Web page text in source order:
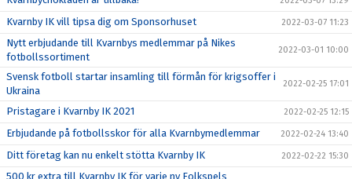
Kvarnby IK vill tipsa dig om Sponsorhuset 2022-03-07 11:23
Nytt erbjudande till Kvarnbys medlemmar på Nikes
fotbollssortiment
2022-03-01 10:00
Svensk fotboll startar insamling till förmån för krigsoffer i
Ukraina
2022-02-25 17:01
Pristagare i Kvarnby IK 2021 2022-02-25 12:15
Erbjudande på fotbollsskor för alla Kvarnbymedlemmar 2022-02-24 13:40
Ditt företag kan nu enkelt stötta Kvarnby IK 2022-02-22 15:30
500 kr extra till Kvarnby IK för varje ny Folkspels